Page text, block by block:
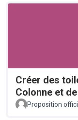
Créer des
Colonne et
Proposition